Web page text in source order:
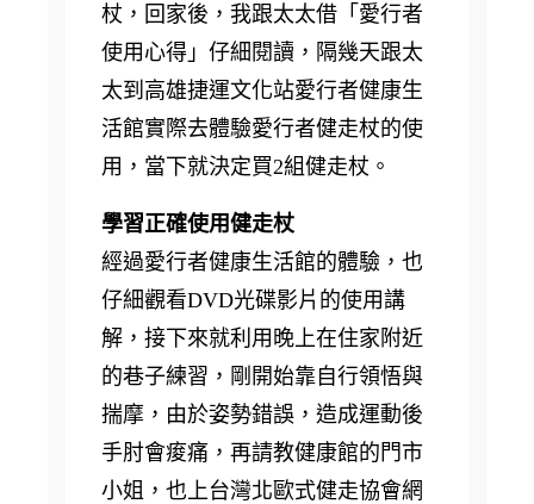
杖，回家後，我跟太太借「愛行者
使用心得」仔細閱讀，隔幾天跟太
太到高雄捷運文化站愛行者健康生
活館實際去體驗愛行者健走杖的使
用，當下就決定買2組健走杖。
學習正確使用健走杖
經過愛行者健康生活館的體驗，也
仔細觀看DVD光碟影片的使用講
解，接下來就利用晚上在住家附近
的巷子練習，剛開始靠自行領悟與
揣摩，由於姿勢錯誤，造成運動後
手肘會痠痛，再請教健康館的門市
小姐，也上台灣北歐式健走協會網